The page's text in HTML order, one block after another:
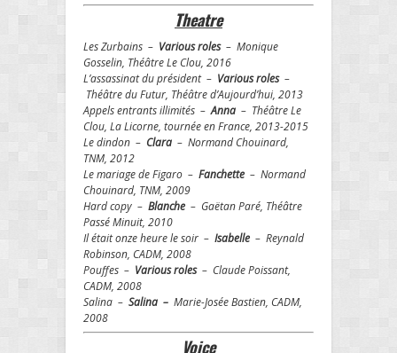
Theatre
Les Zurbains – Various roles – Monique
Gosselin, Théâtre Le Clou, 2016
L’assassinat du président – Various roles –
Théâtre du Futur, Théâtre d’Aujourd’hui, 2013
Appels entrants illimités –Anna – Théâtre Le
Clou, La Licorne, tournée en France, 2013-2015
Le dindon – Clara – Normand Chouinard,
TNM, 2012
Le mariage de Figaro – Fanchette – Normand
Chouinard, TNM, 2009
Hard copy – Blanche – Gaëtan Paré, Théâtre
Passé Minuit, 2010
Il était onze heure le soir – Isabelle – Reynald
Robinson, CADM, 2008
Pouffes – Various roles– Claude Poissant,
CADM, 2008
Salina – Salina – Marie-Josée Bastien, CADM,
2008
Voice